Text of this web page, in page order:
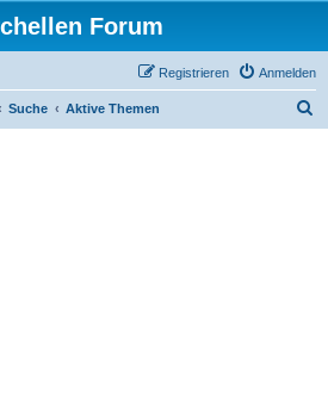
Forum
Anmelden
Registrieren
Suche Aktive Themen